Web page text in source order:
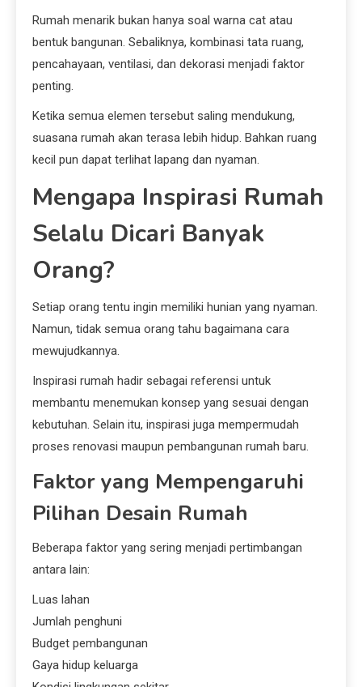
Rumah menarik bukan hanya soal warna cat atau
bentuk bangunan. Sebaliknya, kombinasi tata ruang,
pencahayaan, ventilasi, dan dekorasi menjadi faktor
penting.
Ketika semua elemen tersebut saling mendukung,
suasana rumah akan terasa lebih hidup. Bahkan ruang
kecil pun dapat terlihat lapang dan nyaman.
Mengapa Inspirasi Rumah
Selalu Dicari Banyak
Orang?
Setiap orang tentu ingin memiliki hunian yang nyaman.
Namun, tidak semua orang tahu bagaimana cara
mewujudkannya.
Inspirasi rumah hadir sebagai referensi untuk
membantu menemukan konsep yang sesuai dengan
kebutuhan. Selain itu, inspirasi juga mempermudah
proses renovasi maupun pembangunan rumah baru.
Faktor yang Mempengaruhi
Pilihan Desain Rumah
Beberapa faktor yang sering menjadi pertimbangan
antara lain:
Luas lahan
Jumlah penghuni
Budget pembangunan
Gaya hidup keluarga